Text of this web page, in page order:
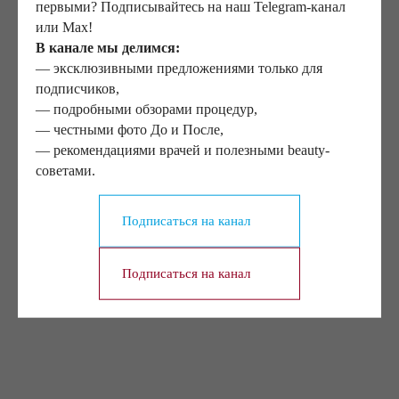
первыми? Подписывайтесь на наш Telegram-канал
или Max!
В канале мы делимся:
— эксклюзивными предложениями только для
подписчиков,
— подробными обзорами процедур,
— честными фото До и После,
— рекомендациями врачей и полезными beauty-
советами.
Подписаться на канал
Подписаться на канал
ваши индивидуальные особенности. «Препарат»
создается из вашей собственной крови, большую роль
играет концентрация тромбоцитов. Врач-косметолог
может порекомендовать сдать общий анализ крови
перед клеточным омоложением. Таким образом он
сможет оценить перспективность использования
именно этой методики.